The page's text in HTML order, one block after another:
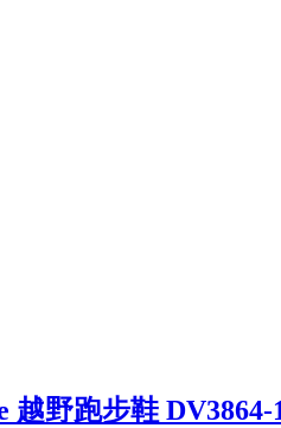
越野跑步鞋 DV3864-